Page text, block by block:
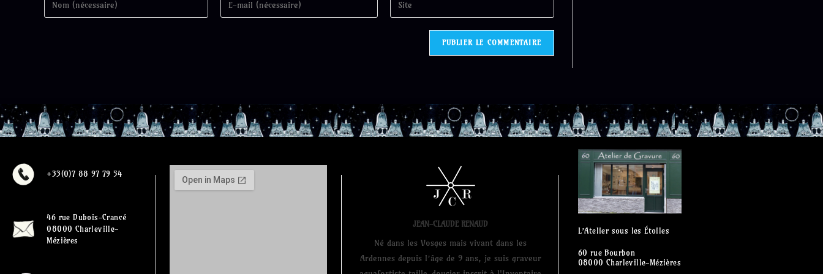
+33(0)7 88 97 79 54
46 rue Dubois-Crancé
08000 Charleville-
Mézières
JEAN-CLAUDE RENAUD
Né dans les Vosges mais vivant dans les
Ardennes depuis l’âge de 9 ans, je suis graveur
L’Atelier sous les Étoiles
60 rue Bourbon
08000 Charleville-Mézières